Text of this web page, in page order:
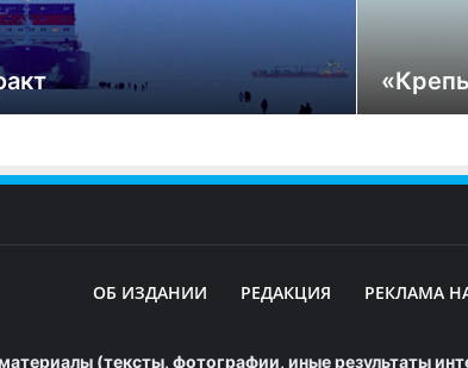
ОБ ИЗДАНИИ РЕДАКЦИЯ РЕКЛАМА
(тексты, фотографии, иные результаты